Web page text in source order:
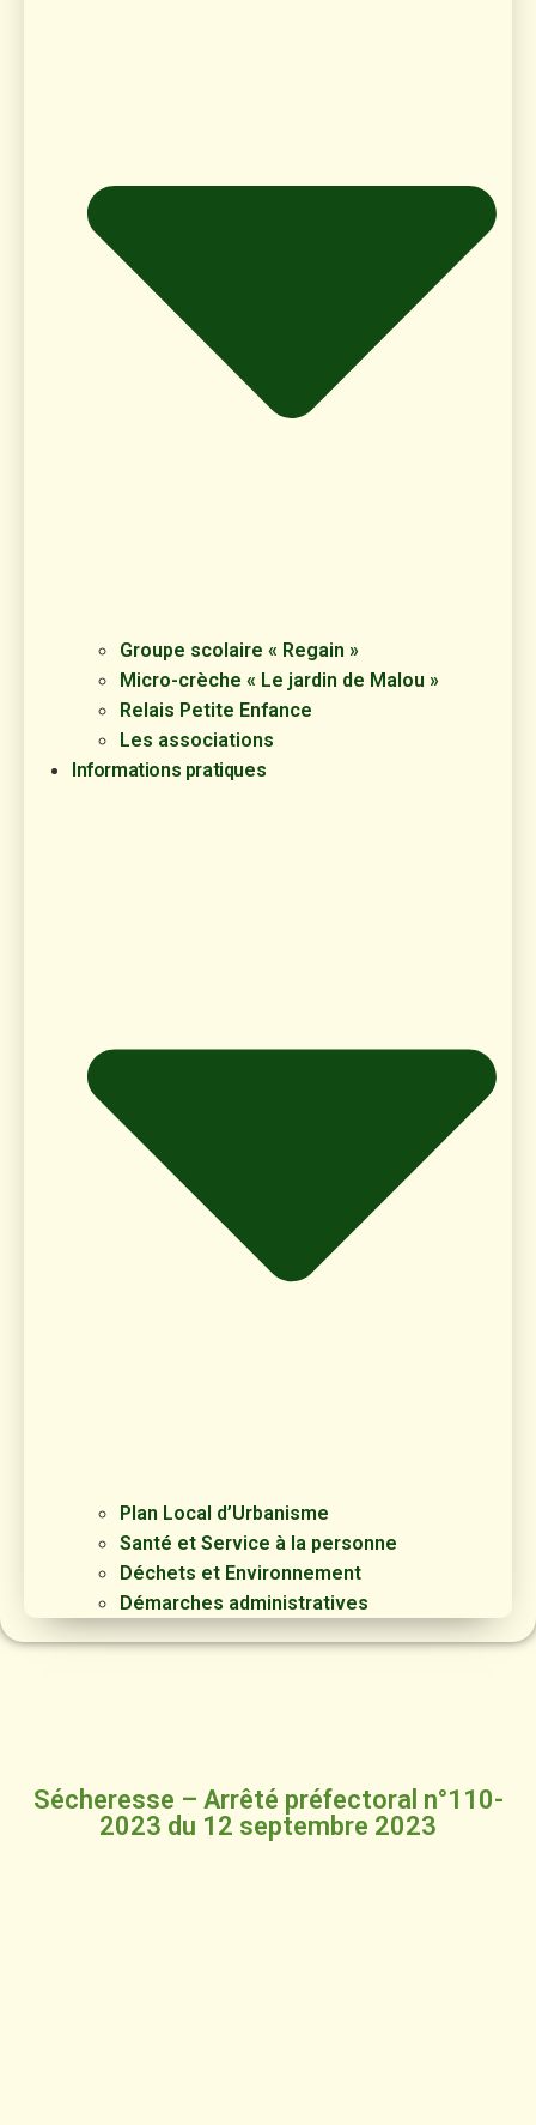
Groupe scolaire « Regain »
Micro-crèche « Le jardin de Malou »
Relais Petite Enfance
Les associations
Informations pratiques
Plan Local d’Urbanisme
Santé et Service à la personne
Déchets et Environnement
Démarches administratives
Sécheresse – Arrêté préfectoral n°110-
2023 du 12 septembre 2023